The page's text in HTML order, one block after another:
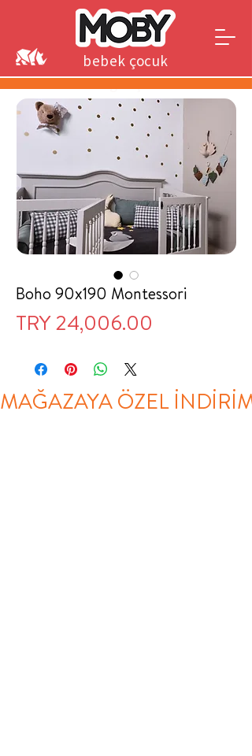
bebek çocuk
genç
Boho 90x190 Montessori
TRY 24,006.00
MAĞAZAYA ÖZEL İNDİRİM